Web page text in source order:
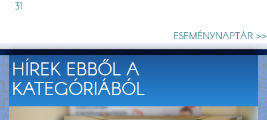
31
ESEMÉNYNAPTÁR >>
HÍREK EBBŐL A
KATEGÓRIÁBÓL